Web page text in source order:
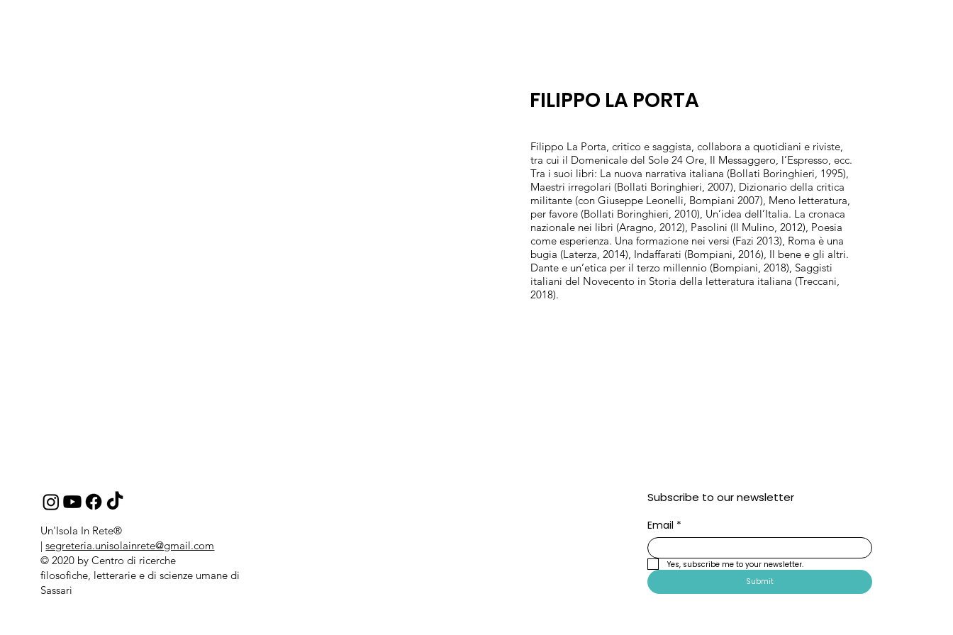
FILIPPO LA PORTA
Filippo La Porta, critico e saggista, collabora a quotidiani e riviste,
tra cui il Domenicale del Sole 24 Ore, Il Messaggero, l’Espresso, ecc.
Tra i suoi libri: La nuova narrativa italiana (Bollati Boringhieri, 1995),
Maestri irregolari (Bollati Boringhieri, 2007), Dizionario della critica
militante (con Giuseppe Leonelli, Bompiani 2007), Meno letteratura,
per favore (Bollati Boringhieri, 2010), Un’idea dell’Italia. La cronaca
nazionale nei libri (Aragno, 2012), Pasolini (Il Mulino, 2012), Poesia
come esperienza. Una formazione nei versi (Fazi 2013), Roma è una
bugia (Laterza, 2014), Indaffarati (Bompiani, 2016), Il bene e gli altri.
Dante e un’etica per il terzo millennio (Bompiani, 2018), Saggisti
italiani del Novecento in Storia della letteratura italiana (Treccani,
2018).
Un'Isola In Rete®
|segreteria.unisolainrete@gmail.com
© 2020 by Centro di ricerche
filosofiche, letterarie e di scienze umane di
Sassari
Subscribe to our newsletter
Email *
Yes, subscribe me to your newsletter.
Submit